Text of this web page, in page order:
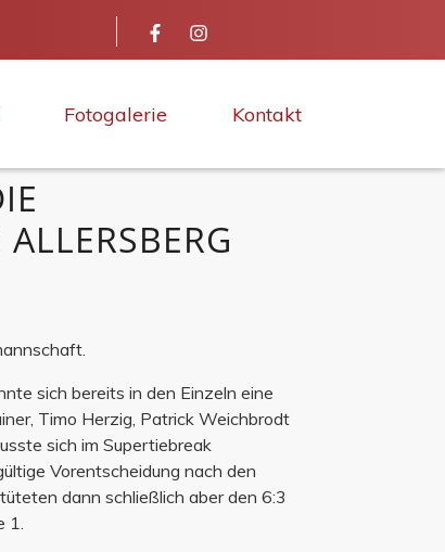
Fotogalerie Kontakt
H
sich bereits in den Einzeln eine
Timo Herzig, Patrick Weichbrodt
sich im Supertiebreak
Vorentscheidung nach den
dann schließlich aber den 6:3
1.